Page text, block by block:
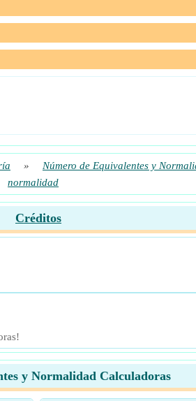
» Número de Equivalentes y
normalidad
Créditos
y Normalidad Calculadoras